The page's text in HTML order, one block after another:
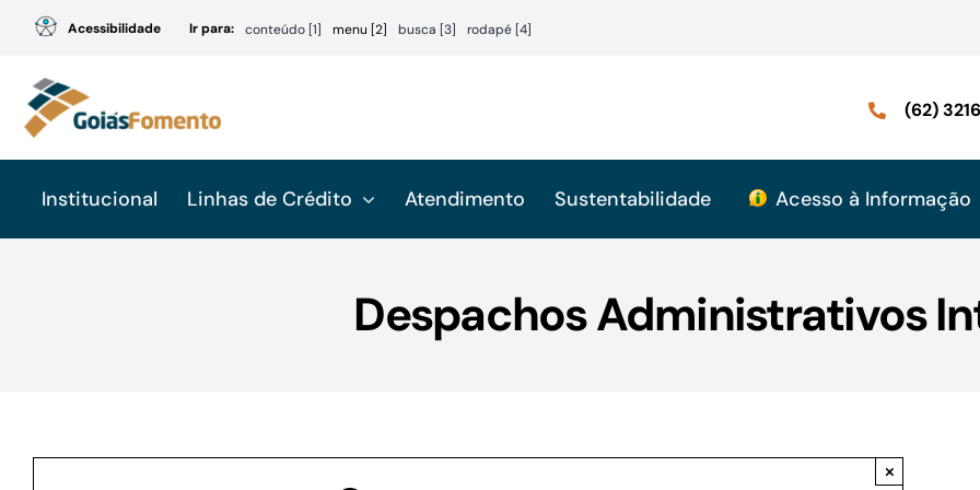
conteúdo
Acessibilidade Ir para: conteúdo [1] menu [2] busca [3] rodapé [4]
(62)
Institucional Linhas de Crédito Atendimento Sustentabilidade Acesso à Informação
Despachos Administrativos
×